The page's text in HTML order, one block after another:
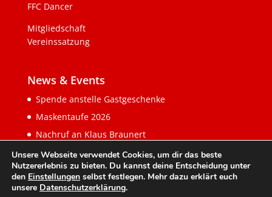
FFC Dancer
Mitgliedschaft
Vereinssatzung
News & Events
Spende anstelle Gastgeschenke
Maskentaufe 2026
Nachruf an Klaus Braunert
Unsere Webseite verwendet Cookies, um dir das beste
Nutzererlebnis zu bieten. Du kannst deine Entscheidung unter
den Einstellungen selbst festlegen. Mehr dazu erklärt euch
unsere Datenschutzerklärung.